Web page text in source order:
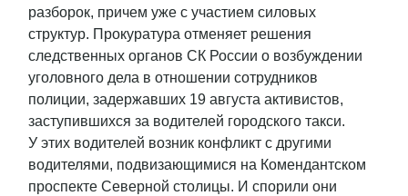
разборок, причем уже с участием силовых
структур. Прокуратура отменяет решения
следственных органов СК России о возбуждении
уголовного дела в отношении сотрудников
полиции, задержавших 19 августа активистов,
заступившихся за водителей городского такси.
У этих водителей возник конфликт с другими
водителями, подвизающимися на Комендантском
проспекте Северной столицы. И спорили они